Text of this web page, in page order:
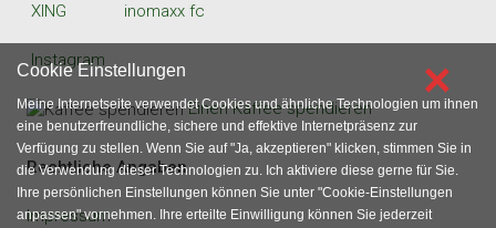
XING inomaxx fc
Instagram
Einen Kaffee spendieren
Rechtliche Angaben
Impressum
×
Cookie Einstellungen
Meine Internetseite verwendet Cookies und ähnliche Technologien um ihnen
eine benutzerfreundliche, sichere und effektive Internetpräsenz zur
Verfügung zu stellen. Wenn Sie auf "Ja, akzeptieren" klicken, stimmen Sie in
die Verwendung dieser Technologien zu. Ich aktiviere diese gerne für Sie.
Ihre persönlichen Einstellungen können Sie unter "Cookie-Einstellungen
anpassen" vornehmen. Ihre erteilte Einwilligung können Sie jederzeit